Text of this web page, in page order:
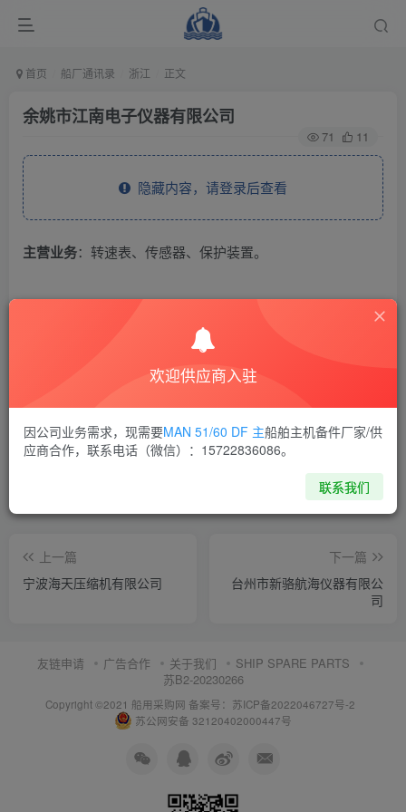
首页 船厂通讯录 浙江 正文
余姚市江南电子仪器有限公司
71 11
隐藏内容，请登录后查看
主营业务：转速表、传感器、保护装置。
THE END
喜欢就支持一下吧
上一篇
宁波海天压缩机有限公司
下一篇
台州市新骆航海仪器有限公
司
友链申请 广告合作 关于我们
SHIP SPARE PARTS
苏B2-20230266
Copyright ©2021 船用采购网 备案号：苏ICP备2022046727号-2
苏公网安备 32120402000447号
欢迎供应商入驻
因公司业务需求，现需要MAN 51/60 DF 主船舶主机备件厂家/供
应商合作，联系电话（微信）：15722836086。
联系我们